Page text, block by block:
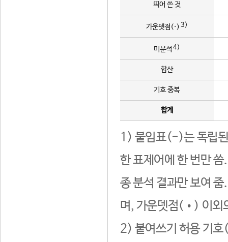
띄어 쓴 것
가운뎃점(·) 3)
미분석 4)
합산
기호 중복
합계
1) 붙임표(-)는 독립된
한 표제어에 한 번만
종 분석 결과만 보여
며, 가운뎃점(•) 이외
2) 붙여쓰기 허용 기호